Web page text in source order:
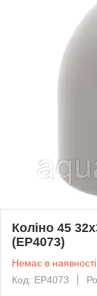
Коліно 45
(EP4073)
Немає в наявності
Код: EP4073